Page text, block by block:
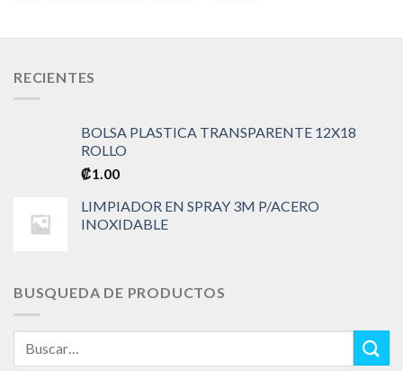
RECIENTES
BOLSA PLASTICA TRANSPARENTE 12X18
ROLLO
₡1.00
LIMPIADOR EN SPRAY 3M P/ACERO
INOXIDABLE
BUSQUEDA DE PRODUCTOS